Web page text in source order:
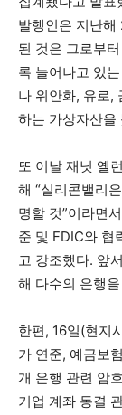
발행인은 지난
된 것은 그로부
록 늘어나고 있
나 위안화, 유로,
하는 가상자산을
또 이날 재닛 옐
해 “실리콘밸리
명할 것”이라면
준 및 FDIC와 협
고 강조했다. 앞
해 다수의 은행
한편, 16일(현지
가 연준, 예금보
개 은행 관련 암
기업 계좌 동결